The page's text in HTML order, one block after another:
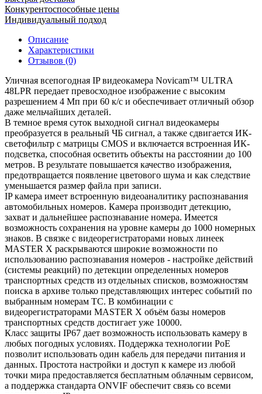
Конкурентоспособные цены
Индивидуальный подход
Описание
Характеристики
Отзывов (0)
Уличная всепогодная IP видеокамера Novicam™ ULТRA
48LPR передает превосходное изображение с высоким
разрешением 4 Мп при 60 к/с и обеспечивает отличный обзор
даже мельчайших деталей.
В темное время суток выходной сигнал видеокамеры
преобразуется в реальный ЧБ сигнал, а также сдвигается ИК-
светофильтр с матрицы CMOS и включается встроенная ИК-
подсветка, способная осветить объекты на расстоянии до 100
метров. В результате повышается качество изображения,
предотвращается появление цветового шума и как следствие
уменьшается размер файла при записи.
IP камера имеет встроенную видеоаналитику распознавания
автомобильных номеров. Камера производит детекцию,
захват и дальнейшее распознавание номера. Имеется
возможность сохранения на уровне камеры до 1000 номерных
знаков. В связке с видеорегистраторами новых линеек
MASTER X раскрываются широкие возможности по
использованию распознавания номеров - настройке действий
(системы реакций) по детекции определенных номеров
транспортных средств из отдельных списков, возможностям
поиска в архиве только представляющих интерес событий по
выбранным номерам ТС. В комбинации с
видеорегистраторами MASTER X объём базы номеров
транспортных средств достигает уже 10000.
Класс защиты IР67 дает возможность использовать камеру в
любых погодных условиях. Поддержка технологии РоЕ
позволит использовать один кабель для передачи питания и
данных. Простота настройки и доступ к камере из любой
точки мира предоставляется бес­платным облачным сервисом,
а поддержка стандарта ONVIF обеспечит связь со всеми